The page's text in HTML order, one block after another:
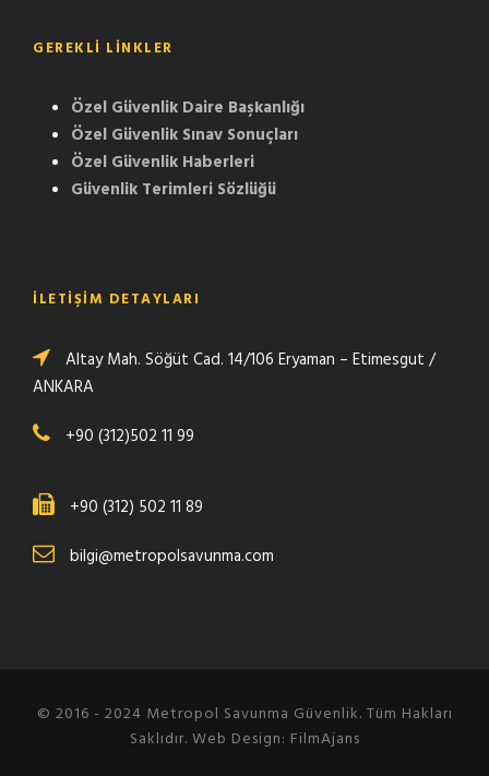
GEREKLI LINKLER
Özel Güvenlik Daire Başkanlığı
Özel Güvenlik Sınav Sonuçları
Özel Güvenlik Haberleri
Güvenlik Terimleri Sözlüğü
İLETİŞİM DETAYLARI
Altay Mah. Söğüt Cad. 14/106 Eryaman – Etimesgut /
ANKARA
+90 (312)502 11 99
+90 (312) 502 11 89
bilgi@metropolsavunma.com
© 2016 - 2024 Metropol Savunma Güvenlik. Tüm Hakları
Saklıdır. Web Design: FilmAjans